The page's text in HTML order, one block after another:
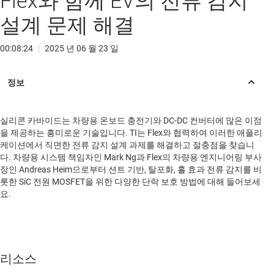
설계 문제 해결
00:08:24 | 2025 년 06 월 23 일
실리콘 카바이드는 차량용 온보드 충전기와 DC-DC 컨버터에 많은 이점
을 제공하는 흥미로운 기술입니다. TI는 Flex와 협력하여 이러한 애플리
케이션에서 직면한 전류 감지 설계 과제를 해결하고 절충점을 찾습니
다. 차량용 시스템 책임자인 Mark Ng과 Flex의 차량용 엔지니어링 부사
장인 Andreas Heim으로부터 션트 기반, 탈포화, 홀 효과 전류 감지를 비
롯한 SiC 전원 MOSFET을 위한 다양한 단락 보호 방법에 대해 들어보세
요.
리소스